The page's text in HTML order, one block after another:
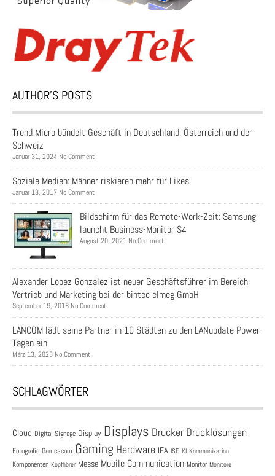
AUTHOR’S POSTS
Trend Micro bündelt Geschäft in Deutschland, Österreich und der
Schweiz
Januar 31, 2024 No Comment
Soziale Medien: Männer riskieren mehr für Likes
Januar 18, 2017 No Comment
Bildschirm für das Remote-Work-Zeit: Samsung
launcht Business-Monitor S4
August 20, 2021 No Comment
Alexander Lopez Gonzalez ist neuer Geschäftsführer im Bereich
Vertrieb und Marketing bei der bintec elmeg GmbH
September 19, 2016 No Comment
LANCOM lädt seine Partner in 10 Städten zu den LANupdate Power-
Tagen ein
März 13, 2023 No Comment
SCHLAGWÖRTER
Cloud Digital Signage Display Displays Drucker Drucklösungen
Fotografie Gamescom Gaming Hardware IFA ISE KI Kommunikation
Komponenten Kopfhörer Messe Mobile Communication Monitor Monitore